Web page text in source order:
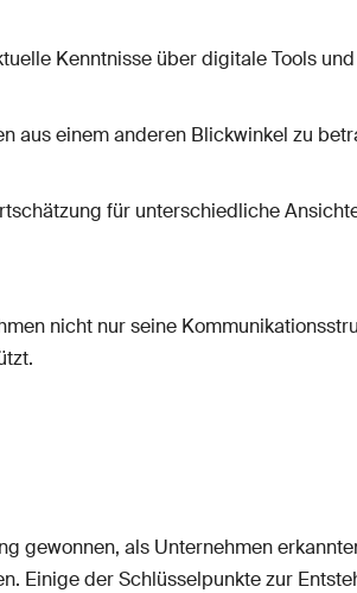
Kenntnisse über digitale Tools
aus einem anderen Blickwinkel zu
für unterschiedliche
nicht nur seine
gewonnen, als Unternehmen
Einige der Schlüsselpunkte zur